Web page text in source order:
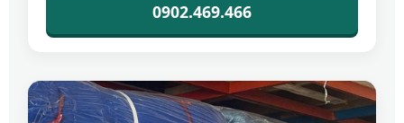
0902.469.466